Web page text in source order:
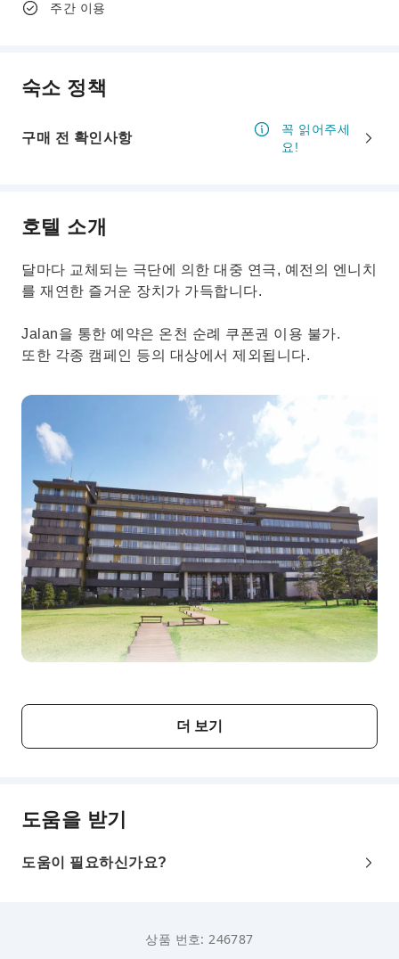
주간 이용
숙소 정책
구매 전 확인사항
꼭 읽어주세
요!
호텔 소개
달마다 교체되는 극단에 의한 대중 연극, 예전의 엔니치
를 재연한 즐거운 장치가 가득합니다.
Jalan을 통한 예약은 온천 순례 쿠폰권 이용 불가.
또한 각종 캠페인 등의 대상에서 제외됩니다.
더 보기
도움을 받기
도움이 필요하신가요?
상품 번호: 246787